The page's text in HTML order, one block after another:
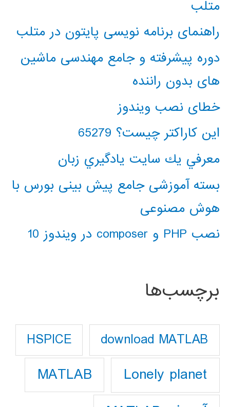
متلب
راهنمای برنامه نویسی پایتون در متلب
دوره پیشرفته و جامع مهندسی ماشین
های بدون راننده
خطای نصب ویندوز
این کاراکتر چیست؟ 65279
معرفي يك سايت يادگيري زبان
بسته آموزشی جامع پیش بینی بورس با
هوش مصنوعی
نصب PHP و composer در ویندوز 10
برچسب‌ها
download MATLAB
HSPICE
Lonely planet
MATLAB